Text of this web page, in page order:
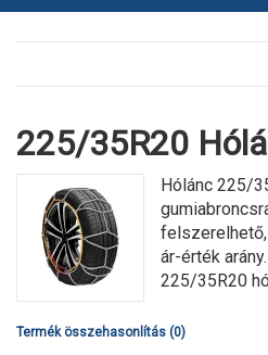
225/35R20
Hólánc 225/
ár-érték
225/35R20
Termék összehasonlítás (0)